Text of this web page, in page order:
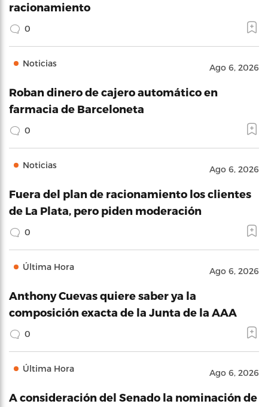
racionamiento
0
Noticias Ago 6, 2026
Roban dinero de cajero automático en
farmacia de Barceloneta
0
Noticias Ago 6, 2026
Fuera del plan de racionamiento los clientes
de La Plata, pero piden moderación
0
Última Hora Ago 6, 2026
Anthony Cuevas quiere saber ya la
composición exacta de la Junta de la AAA
0
Última Hora Ago 6, 2026
A consideración del Senado la nominación de